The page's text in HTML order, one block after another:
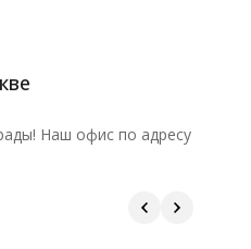
Наш офис по адресу